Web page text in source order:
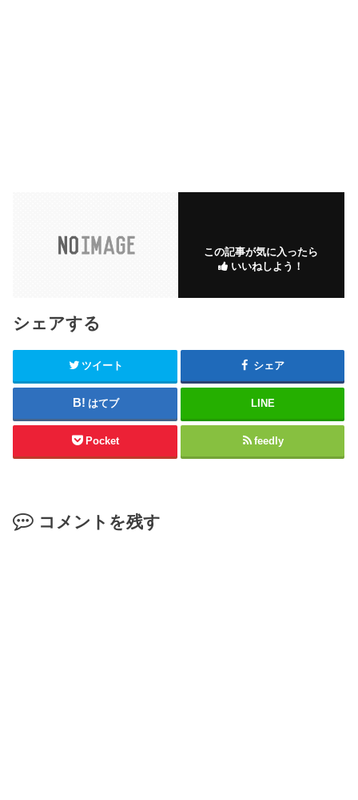
この記事が気に入ったら
いいねしよう！
シェアする
ツイート シェア
はてブ LINE
Pocket feedly
コメントを残す